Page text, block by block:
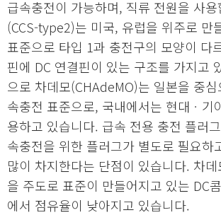
급속충전이 가능하며, 직류 전원을 사
(CCS-type2)는 미국, 유럽을 위주로 만
표준으로 타입 1과 충전구의 모양이 다
핀에 DC 연결핀이 있는 구조를 가지고
으로 차데모(CHAdeMO)는 일본을 중
속충전 표준으로, 국내에서는 현대ㆍ기
용하고 있습니다. 급속 전용 충전 플러
속충전을 위한 플러그가 별도로 필요하
많이 차지한다는 단점이 있습니다. 차
을 주도로 표준이 만들어지고 있는 DC
에서 점유율이 낮아지고 있습니다.